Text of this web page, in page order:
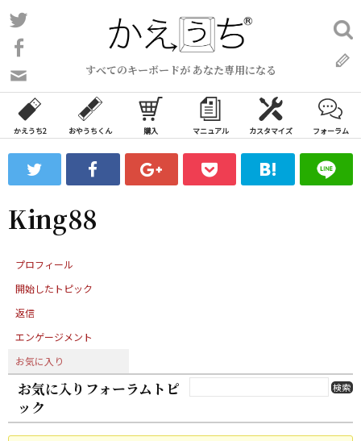
コ
ン
ン
ツ
ス
ッ
プ
すべてのキーボードが あなた専用になる
い
合
わ
フ
ォ
ム
検
索:
かえうち2 おやうちくん 購入 マニュアル カスタマイズ フォーラム
King88
プロフィール
開始したトピック
返信
エンゲージメント
お気に入り
お気に入りフォーラムトピ
ック